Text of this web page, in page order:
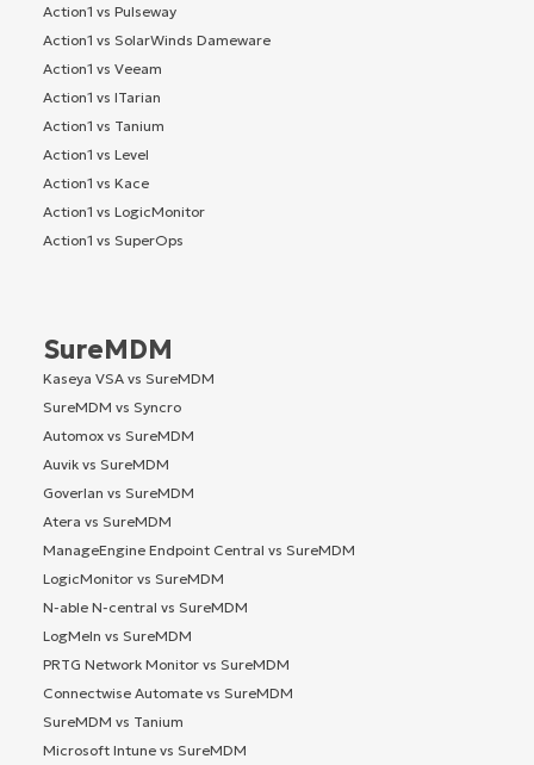
Action1 vs Pulseway
Action1 vs SolarWinds Dameware
Action1 vs Veeam
Action1 vs ITarian
Action1 vs Tanium
Action1 vs Level
Action1 vs Kace
Action1 vs LogicMonitor
Action1 vs SuperOps
SureMDM
Kaseya VSA vs SureMDM
SureMDM vs Syncro
Automox vs SureMDM
Auvik vs SureMDM
Goverlan vs SureMDM
Atera vs SureMDM
ManageEngine Endpoint Central vs SureMDM
LogicMonitor vs SureMDM
N-able N-central vs SureMDM
LogMeIn vs SureMDM
PRTG Network Monitor vs SureMDM
Connectwise Automate vs SureMDM
SureMDM vs Tanium
Microsoft Intune vs SureMDM